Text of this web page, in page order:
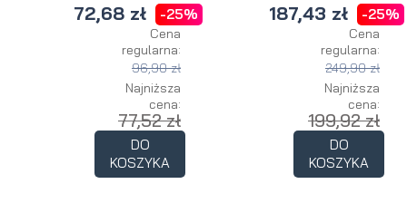
72,68 zł -25%
Cena
regularna:
96,90 zł
Najniższa
cena:
77,52 zł
DO
KOSZYKA
187,43 zł -25%
Cena
regularna:
249,90 zł
Najniższa
cena:
199,92 zł
DO
KOSZYKA